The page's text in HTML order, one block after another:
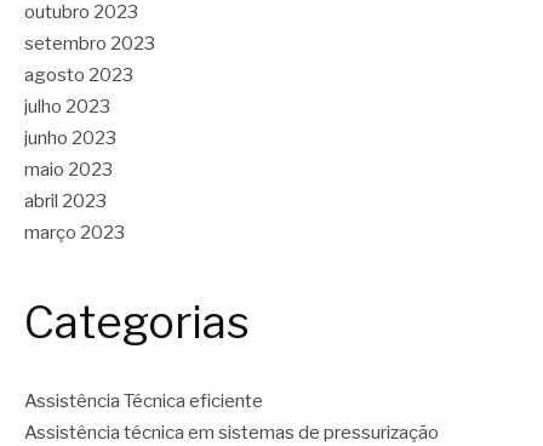
outubro 2023
setembro 2023
agosto 2023
julho 2023
junho 2023
maio 2023
abril 2023
março 2023
Categorias
Assistência Técnica eficiente
Assistência técnica em sistemas de pressurização